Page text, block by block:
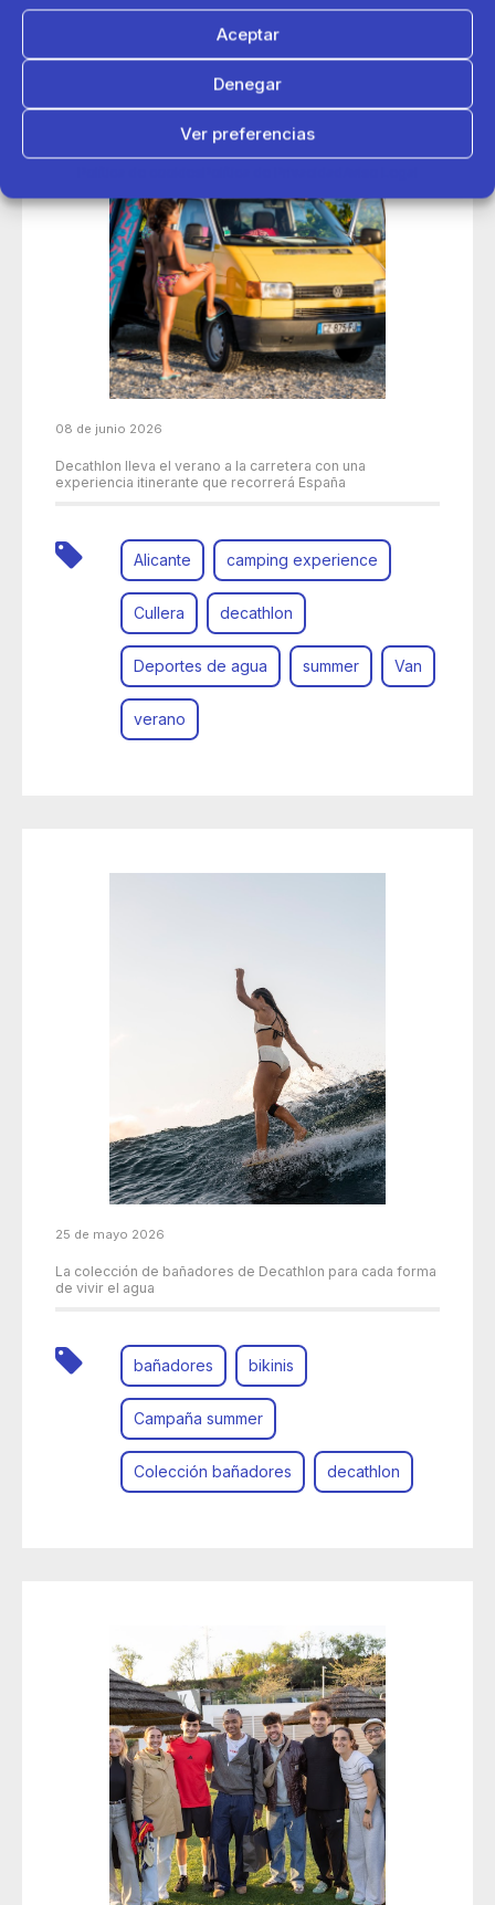
Aceptar
Denegar
Ver preferencias
08 de junio 2026
Decathlon lleva el verano a la carretera con una
experiencia itinerante que recorrerá España
Alicante camping experience
Cullera decathlon
Deportes de agua summer Van
verano
25 de mayo 2026
La colección de bañadores de Decathlon para cada forma
de vivir el agua
bañadores bikinis
Campaña summer
Colección bañadores decathlon